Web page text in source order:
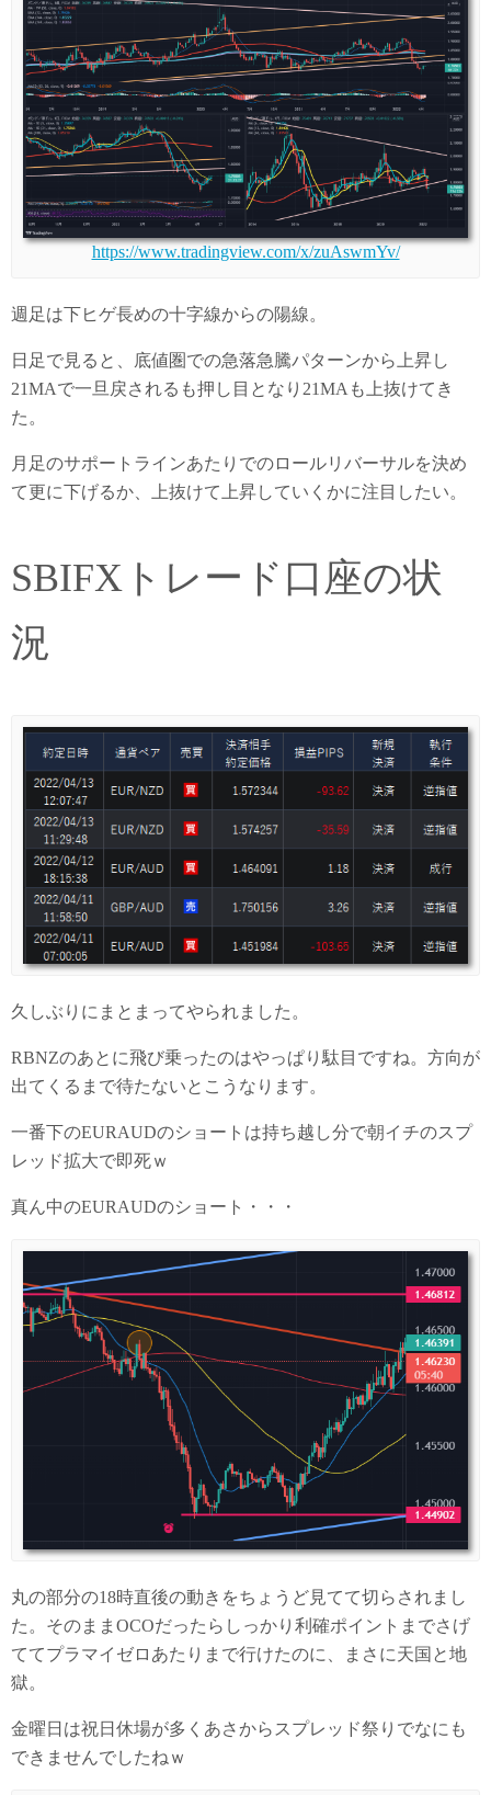
https://www.tradingview.com/x/zuAswmYv/
週足は下ヒゲ長めの十字線からの陽線。
日足で見ると、底値圏での急落急騰パターンから上昇し
21MAで一旦戻されるも押し目となり21MAも上抜けてき
た。
月足のサポートラインあたりでのロールリバーサルを決め
て更に下げるか、上抜けて上昇していくかに注目したい。
SBIFXトレード口座の状
況
久しぶりにまとまってやられました。
RBNZのあとに飛び乗ったのはやっぱり駄目ですね。方向が
出てくるまで待たないとこうなります。
一番下のEURAUDのショートは持ち越し分で朝イチのスプ
レッド拡大で即死ｗ
真ん中のEURAUDのショート・・・
丸の部分の18時直後の動きをちょうど見てて切らされまし
た。そのままOCOだったらしっかり利確ポイントまでさげ
ててプラマイゼロあたりまで行けたのに、まさに天国と地
獄。
金曜日は祝日休場が多くあさからスプレッド祭りでなにも
できませんでしたねｗ